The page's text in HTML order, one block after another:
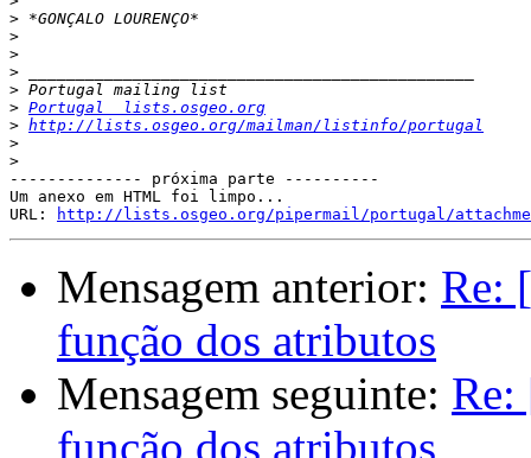
>
>
>
>
>
> Portugal  lists.osgeo.org
> http://lists.osgeo.org/mailman/listinfo/portugal
>
>
-------------- próxima parte ----------
Um anexo em HTML foi limpo...
URL:
http://lists.osgeo.org/pipermail/portugal/
Mensagem anterior: Re:
função dos atributos
Mensagem seguinte:
função dos atributos